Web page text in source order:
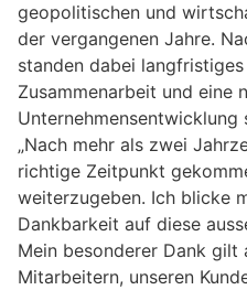
geopolitischen und
der vergangenen Jahre.
standen dabei
Zusammenarbeit und eine
„Nach mehr als zwei
richtige Zeitpunkt
weiterzugeben. Ich blicke
Dankbarkeit auf diese
Mein besonderer Dank gilt
Mitarbeitern, unseren